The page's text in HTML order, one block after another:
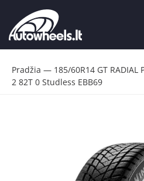
Pradžia — 185/60R14 GT RADIAL
2 82T 0 Studless EBB69